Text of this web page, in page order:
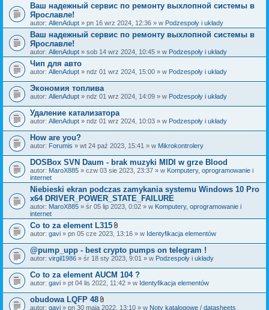
Ваш надежный сервис по ремонту выхлопной системы в
Ярославле!
autor: AllenAdupt » pn 16 wrz 2024, 12:36 » w Podzespoły i układy
Ваш надежный сервис по ремонту выхлопной системы в
Ярославле!
autor: AllenAdupt » sob 14 wrz 2024, 10:45 » w Podzespoły i układy
Чип для авто
autor: AllenAdupt » ndz 01 wrz 2024, 15:00 » w Podzespoły i układy
Экономия топлива
autor: AllenAdupt » ndz 01 wrz 2024, 14:09 » w Podzespoły i układy
Удаление катализатора
autor: AllenAdupt » ndz 01 wrz 2024, 10:03 » w Podzespoły i układy
How are you?
autor: Forumis » wt 24 paź 2023, 15:41 » w Mikrokontrolery
DOSBox SVN Daum - brak muzyki MIDI w grze Blood
autor: MaroX885 » czw 03 sie 2023, 23:37 » w Komputery, oprogramowanie i
internet
Niebieski ekran podczas zamykania systemu Windows 10 Pro
x64 DRIVER_POWER_STATE_FAILURE
autor: MaroX885 » śr 05 lip 2023, 0:02 » w Komputery, oprogramowanie i
internet
Co to za element L315
Z
ł
ą
c
z
n
i
autor: gavi » pn 05 cze 2023, 13:16 » w Identyfikacja elementów
@pump_upp - best crypto pumps on telegram !
autor: virgil1986 » śr 18 sty 2023, 9:01 » w Podzespoły i układy
Co to za element AUCM 104 ?
autor: gavi » pt 04 lis 2022, 11:42 » w Identyfikacja elementów
obudowa LQFP 48
Z
autor: gavi » pn 30 maja 2022, 13:10 » w Noty katalogowe / datasheets